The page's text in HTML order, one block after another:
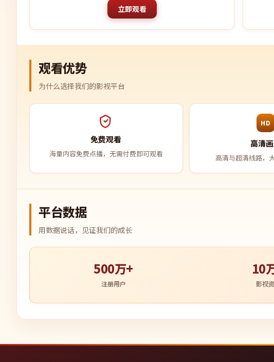
立即观看
观看优势
为什么选择我们的影视平台
免费观看
海量内容免费点播，无需付费即可观看
HD
高清
高清与超清线路，
平台数据
用数据说话，见证我们的成长
500万+
注册用户
10
影视